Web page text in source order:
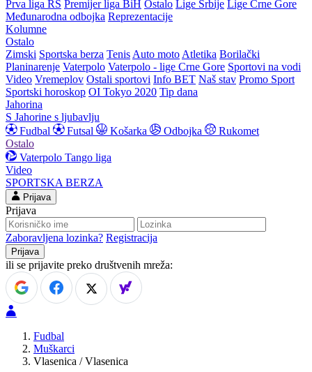
Prva liga RS Premijer liga BiH Ostalo Lige Srbije Lige Crne Gore
Međunarodna odbojka Reprezentacije
Kolumne
Ostalo
Zimski Sportska berza Tenis Auto moto Atletika Borilački
Planinarenje Vaterpolo Vaterpolo - lige Crne Gore Sportovi na vodi
Video Vremeplov Ostali sportovi Info BET Naš stav Promo Sport
Sportski horoskop OI Tokyo 2020 Tip dana
Jahorina
S Jahorine s ljubavlju
Fudbal
Futsal Košarka Odbojka
Rukomet
Ostalo
Vaterpolo Tango liga
Video
SPORTSKA BERZA
Prijava
Prijava
Zaboravljena lozinka? Registracija
ili se prijavite preko društvenih mreža:
Fudbal
Muškarci
Vlasenica / Vlasenica